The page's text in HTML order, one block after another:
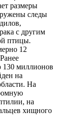
размеры
следы
с другим
птицы.
12
130 миллионов
на
На
на
хищного